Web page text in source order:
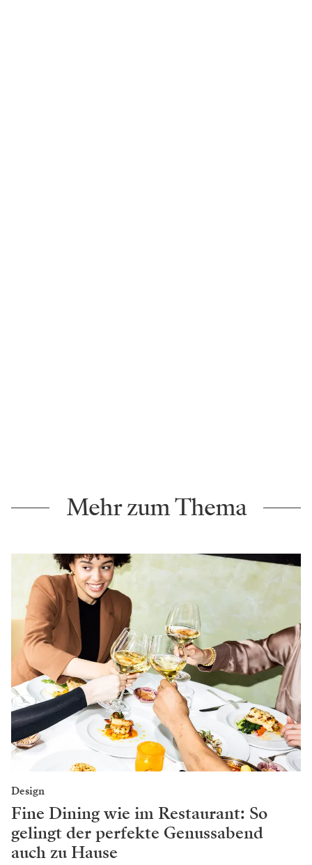
Mehr zum Thema
Design
Fine Dining wie im Restaurant: So
gelingt der perfekte Genussabend
auch zu Hause